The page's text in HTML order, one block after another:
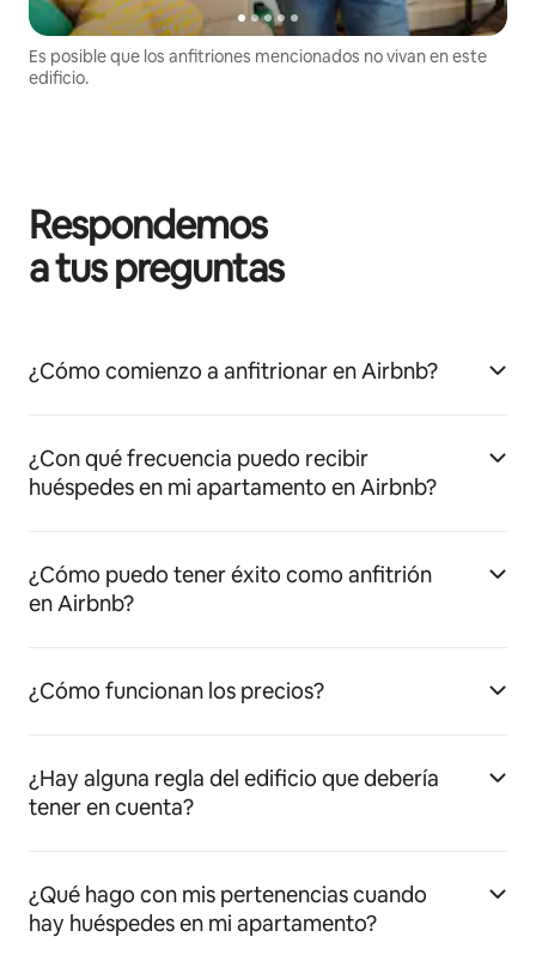
Es posible que los anfitriones mencionados no vivan en este
edificio.
Respondemos
a tus preguntas
¿Cómo comienzo a anfitrionar en Airbnb?
¿Con qué frecuencia puedo recibir
huéspedes en mi apartamento en Airbnb?
¿Cómo puedo tener éxito como anfitrión
en Airbnb?
¿Cómo funcionan los precios?
¿Hay alguna regla del edificio que debería
tener en cuenta?
¿Qué hago con mis pertenencias cuando
hay huéspedes en mi apartamento?